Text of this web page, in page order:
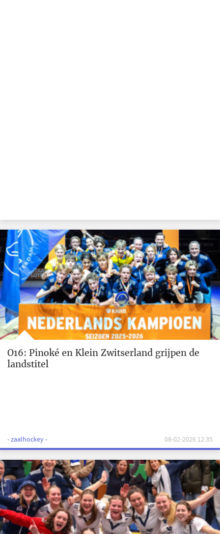
O16: Pinoké en Klein Zwitserland grijpen de
landstitel
- zaalhockey - 08-02-2026 12:35